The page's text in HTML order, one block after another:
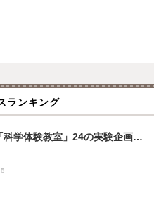
ランキング
科学体験教室」24の実験企画…